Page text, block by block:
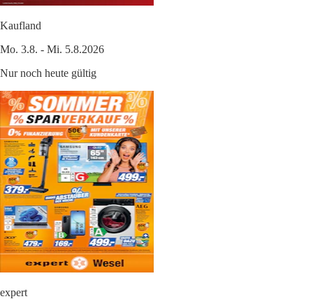
Kaufland
Mo. 3.8. - Mi. 5.8.2026
Nur noch heute gültig
expert